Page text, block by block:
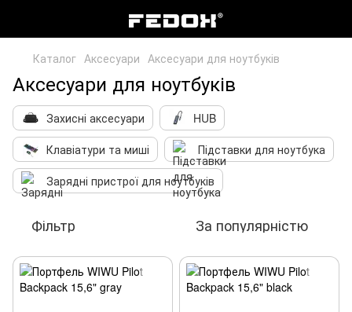
Каталог Аксесуари Аксесуари для ноутбуків
Аксесуари для ноутбуків
Захисні аксесуари
HUB
Клавіатури та миші
Підставки для ноутбука
Зарядні пристрої для ноутбуків
Фільтр За популярністю